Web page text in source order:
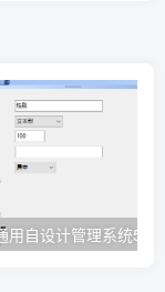
用自设计管理系统